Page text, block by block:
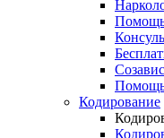
Помощь
Помощь
Кодирование